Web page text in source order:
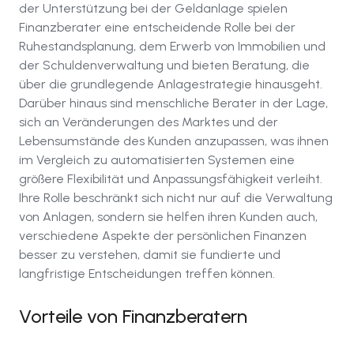
der Unterstützung bei der Geldanlage spielen
Finanzberater eine entscheidende Rolle bei der
Ruhestandsplanung, dem Erwerb von Immobilien und
der Schuldenverwaltung und bieten Beratung, die
über die grundlegende Anlagestrategie hinausgeht.
Darüber hinaus sind menschliche Berater in der Lage,
sich an Veränderungen des Marktes und der
Lebensumstände des Kunden anzupassen, was ihnen
im Vergleich zu automatisierten Systemen eine
größere Flexibilität und Anpassungsfähigkeit verleiht.
Ihre Rolle beschränkt sich nicht nur auf die Verwaltung
von Anlagen, sondern sie helfen ihren Kunden auch,
verschiedene Aspekte der persönlichen Finanzen
besser zu verstehen, damit sie fundierte und
langfristige Entscheidungen treffen können.
Vorteile von Finanzberatern